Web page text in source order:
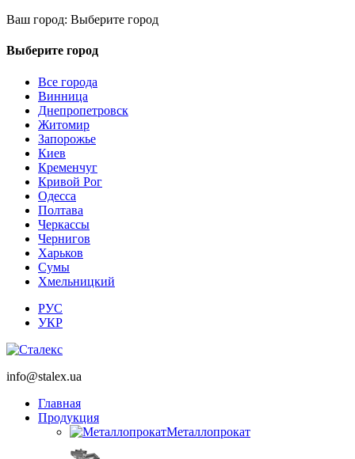
Ваш город: Выберите город
Выберите город
Все города
Винница
Днепропетровск
Житомир
Запорожье
Киев
Кременчуг
Кривой Рог
Одесса
Полтава
Черкассы
Чернигов
Харьков
Сумы
Хмельницкий
РУС
УКР
info@stalex.ua
Главная
Продукция
Металлопрокат